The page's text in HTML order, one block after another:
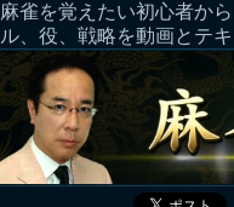
麻雀を覚えたい初心者か
ル、役、戦略を動画とテ